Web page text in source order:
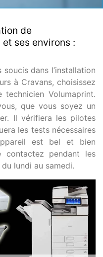
de
ses environs :
dans l’installation
à Cravans, choisissez
Volumaprint.
que vous soyez un
Il vérifiera les pilotes
les tests nécessaires
est bel et bien
contactez pendant les
lundi au samedi.